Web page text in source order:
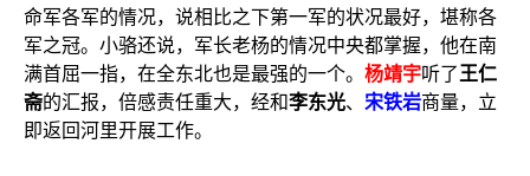
命军各军的情况，说相比之下第一军的状况最好，堪称各
军之冠。小骆还说，军长老杨的情况中央都掌握，他在南
满首屈一指，在全东北也是最强的一个。 杨靖宇听了 王仁
斋的汇报，倍感责任重大，经和李东光、 宋铁岩商量，立
即返回河里开展工作。